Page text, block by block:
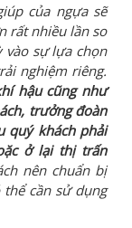
của ngựa sẽ
rất nhiều lần so
vào sự lựa chọn
nghiệm riêng.
hậu cũng như
trưởng đoàn
quý khách phải
ở lại thị trấn
nên chuẩn bị
cần sử dụng